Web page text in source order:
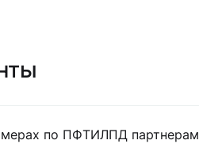
по ПФТИЛПД партнерам